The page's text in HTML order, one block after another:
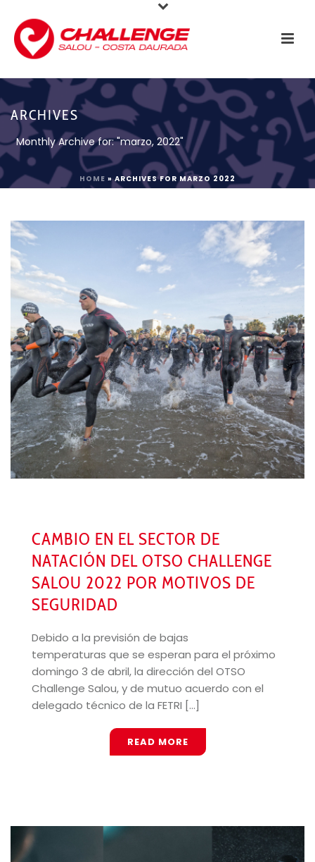
ARCHIVES
Monthly Archive for: "marzo, 2022"
HOME »ARCHIVES FOR MARZO 2022
CAMBIO EN EL SECTOR DE
NATACIÓN DEL OTSO CHALLENGE
SALOU 2022 POR MOTIVOS DE
SEGURIDAD
Debido a la previsión de bajas
temperaturas que se esperan para el próximo
domingo 3 de abril, la dirección del OTSO
Challenge Salou, y de mutuo acuerdo con el
delegado técnico de la FETRI [...]
READ MORE